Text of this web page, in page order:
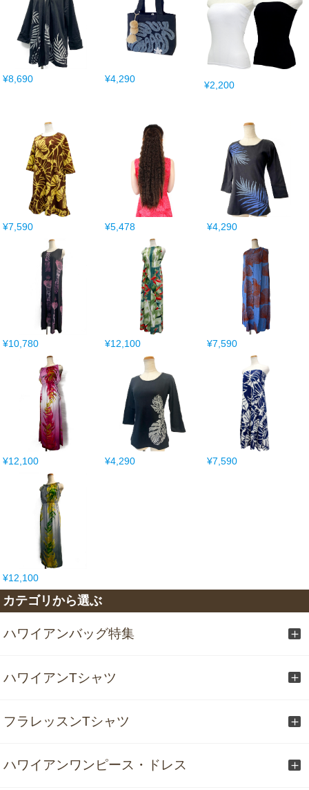
¥8,690 ¥4,290
¥2,200
¥7,590 ¥5,478 ¥4,290
¥10,780 ¥12,100 ¥7,590
¥12,100 ¥4,290 ¥7,590
¥12,100
カテゴリから選ぶ
ハワイアンバッグ特集
ハワイアンTシャツ
フラレッスンTシャツ
ハワイアンワンピース・ドレス